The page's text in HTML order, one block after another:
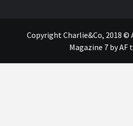
Copyright Charlie&Co, 2018 ©
Magazine 7by AF